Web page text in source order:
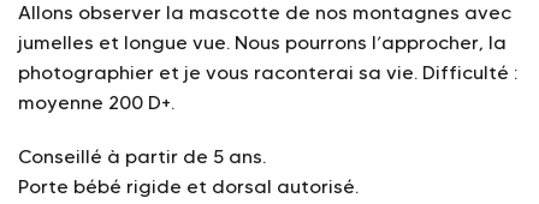
Allons observer la mascotte de nos montagnes avec
jumelles et longue vue. Nous pourrons l’approcher, la
photographier et je vous raconterai sa vie. Difficulté :
moyenne 200 D+.
Conseillé à partir de 5 ans.
Porte bébé rigide et dorsal autorisé.